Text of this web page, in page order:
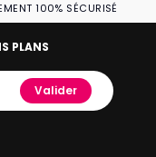
100% SÉCURISÉ
PLANS
Valider